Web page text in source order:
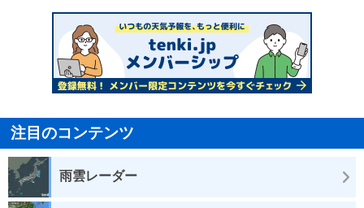
注目のコンテンツ
雨雲レーダー